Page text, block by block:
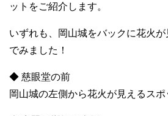
ットをご紹介します。
いずれも、岡山城をバックに花火
でみました！
◆ 慈眼堂の前
岡山城の左側から花火が見えるスポ